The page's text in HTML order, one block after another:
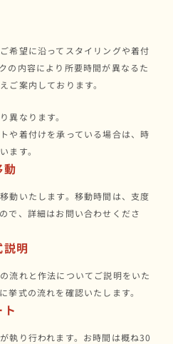
希望に沿ってスタイリングや着付
の内容により所要時間が異なるた
ご案内しております。
異なります。
や着付けを承っている場合は、時
ます。
動
動いたします。移動時間は、支度
で、詳細はお問い合わせくださ
明
流れと作法についてご説明をいた
挙式の流れを確認いたします。
執り行われます。お時間は概ね30